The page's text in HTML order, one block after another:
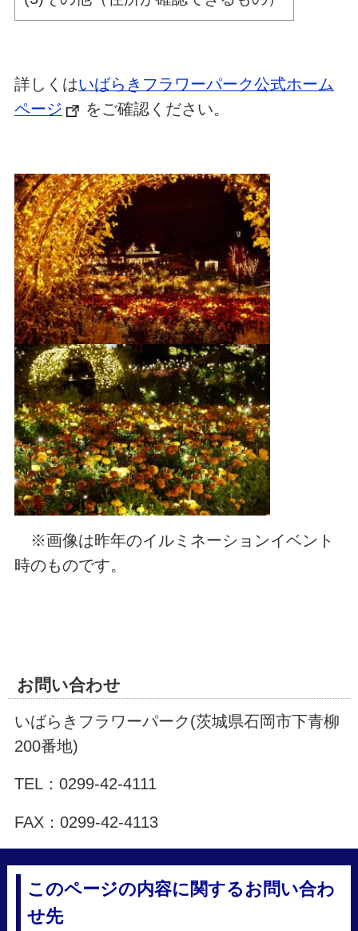
詳しくはいばらきフラワーパーク公式ホーム
ページ
をご確認ください。
※画像は昨年のイルミネーションイベント
時のものです。
お問い合わせ
いばらきフラワーパーク(茨城県石岡市下青柳
200番地)
TEL：0299-42-4111
FAX：0299-42-4113
このページの内容に関するお問い合わ
せ先